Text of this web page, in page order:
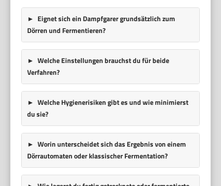
Eignet sich ein Dampfgarer grundsätzlich zum
Dörren und Fermentieren?
Welche Einstellungen brauchst du für beide
Verfahren?
Welche Hygienerisiken gibt es und wie minimierst
du sie?
Worin unterscheidet sich das Ergebnis von einem
Dörrautomaten oder klassischer Fermentation?